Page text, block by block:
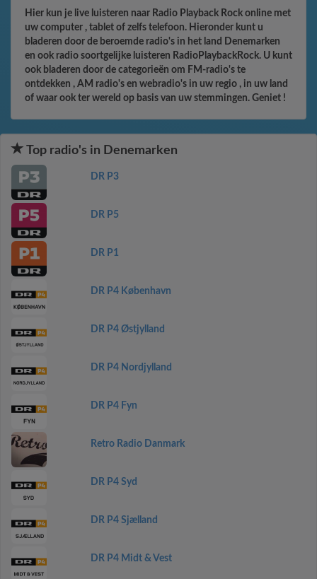
Hier kun je live luisteren naar Radio Playback Rock online met
uw computer , tablet of zelfs telefoon. Hieronder kunt u
bladeren door de beroemde radio's in het land Denemarken
en ook radio soortgelijke luisteren RadioPlaybackRock. U kunt
ook bladeren door de categorieën om FM-radio's te
ontdekken , AM radio's en webradio's in uw regio , in uw land
of waar ook ter wereld op basis van uw stemmingen. Geniet !
Top radio's in Denemarken
DR P3
DR P5
DR P1
DR P4 København
DR P4 Østjylland
DR P4 Nordjylland
DR P4 Fyn
Retro Radio Danmark
DR P4 Syd
DR P4 Sjælland
DR P4 Midt & Vest